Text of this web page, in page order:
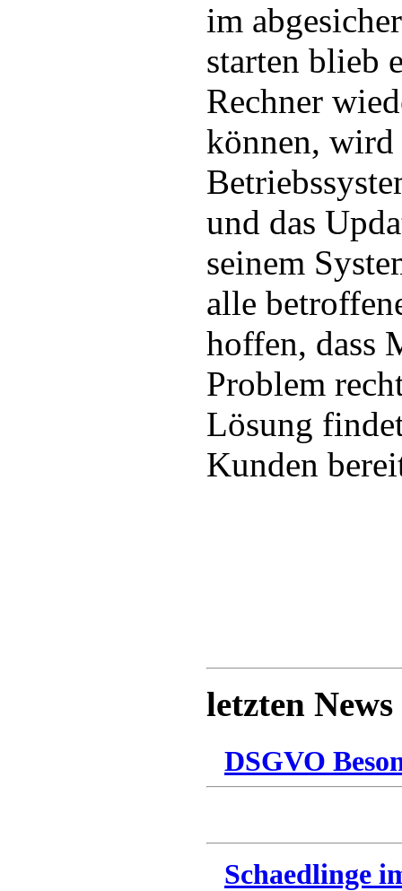
im
starten blieb
Rechner
können,
und das
seinem
alle
hoffen, dass
Problem
Lösung
Kunden
letzten News
DSGVO
Schaedlinge